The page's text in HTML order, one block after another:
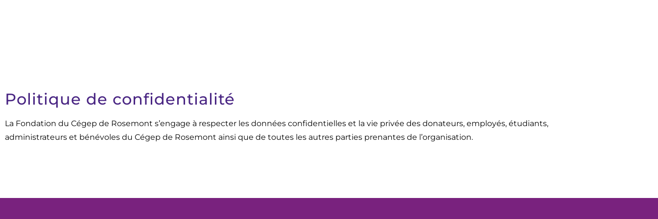
Politique de confidentialité
La Fondation du Cégep de Rosemont s’engage à respecter les données confidentielles et la vie privée des donateurs, employés, étudiants,
administrateurs et bénévoles du Cégep de Rosemont ainsi que de toutes les autres parties prenantes de l’organisation.